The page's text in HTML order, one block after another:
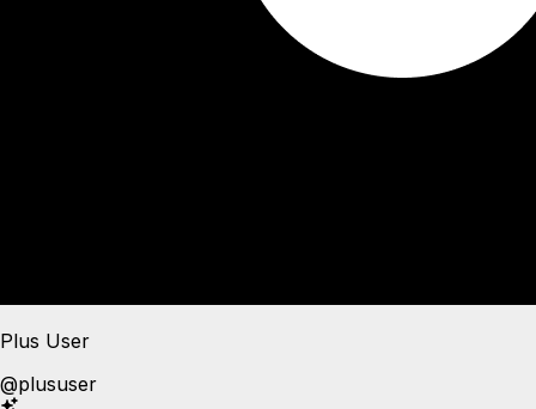
Plus User
@plususer